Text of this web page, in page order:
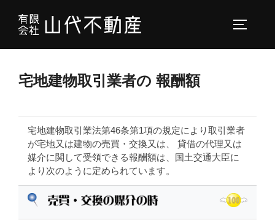
宅地建物取引業者の 報酬額
宅地建物取引業法第46条第1項の規定により取引業者
が宅地又は建物の売買・交換又は、 貸借の代理又は
媒介に関して受領できる報酬額は、国土交通大臣に
より次のように定められています。